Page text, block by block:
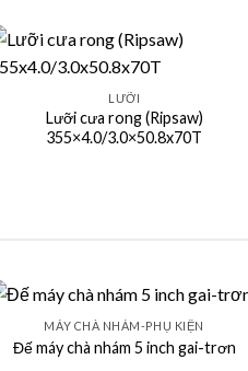
+
LƯỠI
Lưỡi cưa rong (Ripsaw)
355×4.0/3.0×50.8x70T
+
MÁY CHÀ NHÁM-PHỤ KIỆN
Đế máy chà nhám 5 inch gai-trơn